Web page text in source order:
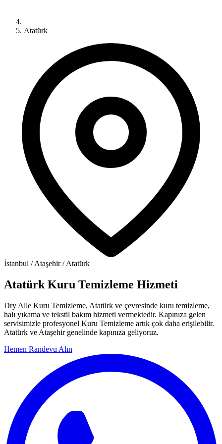
Atatürk
İstanbul / Ataşehir / Atatürk
Atatürk Kuru Temizleme Hizmeti
Dry Alle Kuru Temizleme, Atatürk ve çevresinde kuru temizleme,
halı yıkama ve tekstil bakım hizmeti vermektedir. Kapınıza gelen
servisimizle profesyonel Kuru Temizleme artık çok daha erişilebilir.
Atatürk ve Ataşehir genelinde kapınıza geliyoruz.
Hemen Randevu Alın